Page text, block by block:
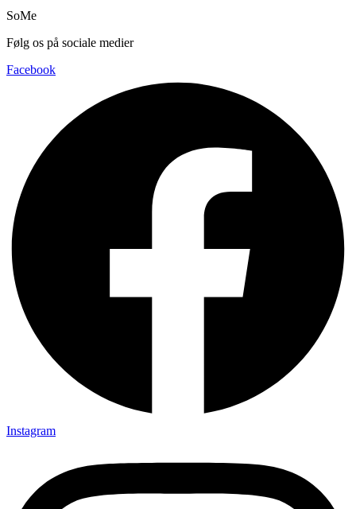
SoMe
Følg os på sociale medier
Facebook
Instagram